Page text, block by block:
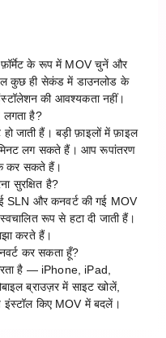
के रूप में MOV चुनें और
कुछ ही सेकंड में डाउनलोड के
की आवश्यकता नहीं।
है?
जाती हैं। बड़ी फ़ाइलों में फ़ाइल
लग सकते हैं। आप रूपांतरण
कर सकते हैं।
सुरक्षित है?
SLN और कनवर्ट की गई MOV
रूप से हटा दी जाती हैं।
करते हैं।
कर सकता हूँ?
है — iPhone, iPad,
ब्राउज़र में साइट खोलें,
किए MOV में बदलें।